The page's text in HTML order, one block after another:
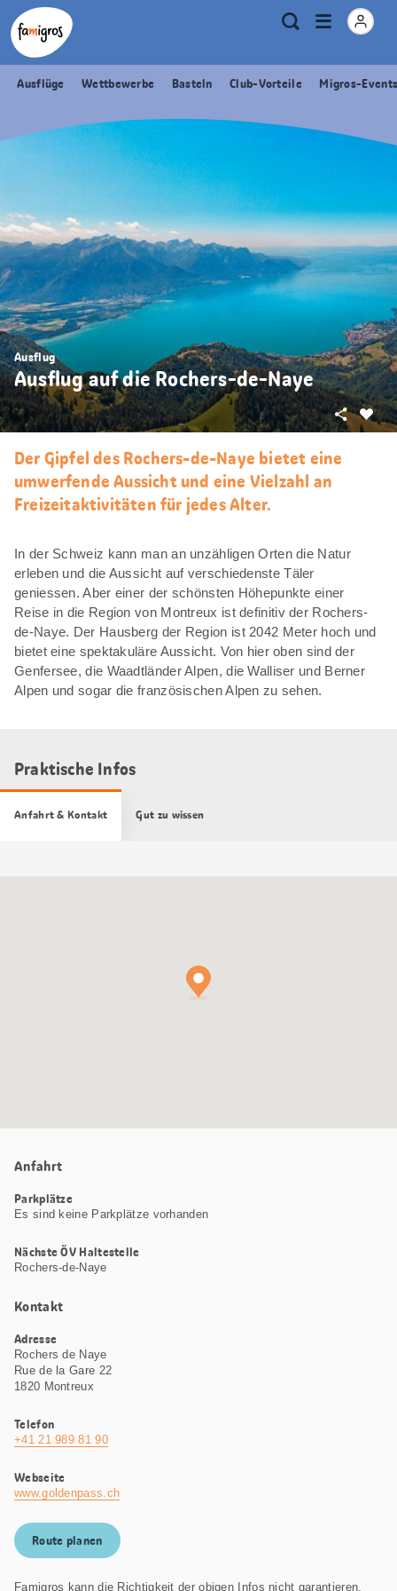
Sprungmarken
Navigation
Header
Logo
Meta
Navigation
Suche
Menu
öffnen
Ausflüge Wettbewerbe Basteln Club-Vorteile Migros-
Ausflug
Ausflug auf die Rochers-de-Naye
Als
Teilen
Der Gipfel des Rochers-de-Naye bietet eine
umwerfende Aussicht und eine Vielzahl an
Freizeitaktivitäten für jedes Alter.
In der Schweiz kann man an unzähligen Orten die Natur
erleben und die Aussicht auf verschiedenste Täler
geniessen. Aber einer der schönsten Höhepunkte einer
Reise in die Region von Montreux ist definitiv der Rochers-
de-Naye. Der Hausberg der Region ist 2042 Meter hoch und
bietet eine spektakuläre Aussicht. Von hier oben sind der
Genfersee, die Waadtländer Alpen, die Walliser und Berner
Alpen und sogar die französischen Alpen zu sehen.
Praktische Infos
Anfahrt & Kontakt Gut zu wissen
Anfahrt
Parkplätze
Es sind keine Parkplätze vorhanden
Nächste ÖV Haltestelle
Rochers-de-Naye
Kontakt
Adresse
Rochers de Naye
Rue de la Gare 22
1820 Montreux
Telefon
+41 21 989 81 90
Webseite
www.goldenpass.ch
Route planen
Famigros kann die Richtigkeit der obigen Infos nicht garantieren.